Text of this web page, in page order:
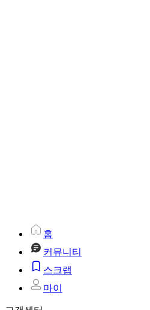
홈
커뮤니티
스크랩
마이